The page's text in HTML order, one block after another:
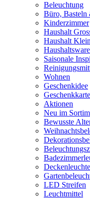
Beleuchtung
Büro, Basteln
Kinderzimmer
Haushalt
Haushalt
Saisonale
Wohnen
Geschenkidee
Aktionen
Neu im
Bewusste
LED Streifen
Leuchtmittel